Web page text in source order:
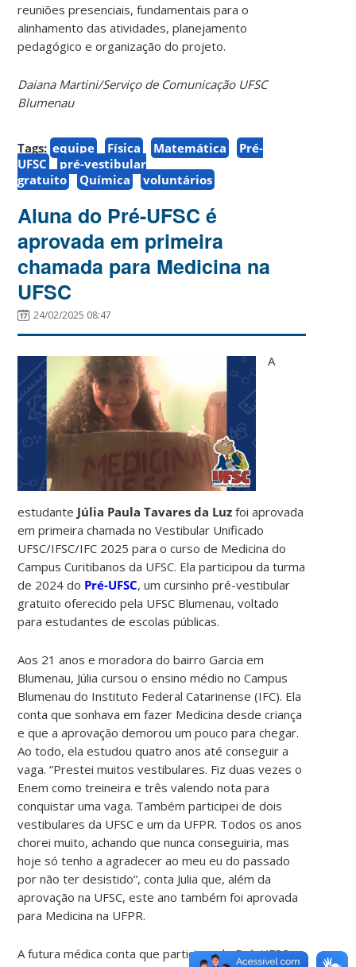
reuniões presenciais, fundamentais para o
alinhamento das atividades, planejamento
pedagógico e organização do projeto.
Daiana Martini/Serviço de Comunicação UFSC
Blumenau
Tags: equipe Física Matemática
Pré-
UFSC
pré-vestibular
gratuito
Química voluntários
Aluna do Pré-UFSC é
aprovada em primeira
chamada para Medicina na
UFSC
24/02/2025 08:47
A
estudante Júlia Paula Tavares da Luz foi aprovada
em primeira chamada no Vestibular Unificado
UFSC/IFSC/IFC 2025 para o curso de Medicina do
Campus Curitibanos da UFSC. Ela participou da turma
de 2024 do Pré-UFSC, um cursinho pré-vestibular
gratuito oferecido pela UFSC Blumenau, voltado
para estudantes de escolas públicas.
Aos 21 anos e moradora do bairro Garcia em
Blumenau, Júlia cursou o ensino médio no Campus
Blumenau do Instituto Federal Catarinense (IFC). Ela
conta que sonhava em fazer Medicina desde criança
e que a aprovação demorou um pouco para chegar.
Ao todo, ela estudou quatro anos até conseguir a
vaga. “Prestei muitos vestibulares. Fiz duas vezes o
Enem como treineira e três valendo nota para
conquistar uma vaga. Também participei de dois
vestibulares da UFSC e um da UFPR. Todos os anos
chorei muito, achando que nunca conseguiria, mas
hoje só tenho a agradecer ao meu eu do passado
por não ter desistido”, conta Julia que, além da
aprovação na UFSC, este ano também foi aprovada
para Medicina na UFPR.
A futura médica conta que participar do Pré-UFSC